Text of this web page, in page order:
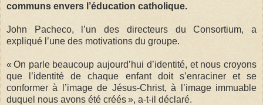
communs envers l’éducation catholique.
John Pacheco, l’un des directeurs du Consortium, a
expliqué l’une des motivations du groupe.
« On parle beaucoup aujourd’hui d’identité, et nous croyons
que l’identité de chaque enfant doit s’enraciner et se
conformer à l’image de Jésus-Christ, à l’image immuable
duquel nous avons été créés », a-t-il déclaré.